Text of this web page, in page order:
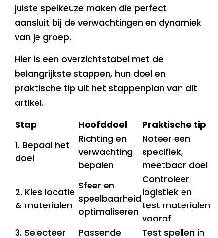
juiste spelkeuze maken die perfect
aansluit bij de verwachtingen en dynamiek
van je groep.
Hier is een overzichtstabel met de
belangrijkste stappen, hun doel en
praktische tip uit het stappenplan van dit
artikel.
Stap
Hoofddoel
Praktische tip
1. Bepaal het
doel
Richting en
verwachting
bepalen
Noteer een
specifiek,
meetbaar doel
2. Kies locatie
& materialen
Sfeer en
speelbaarheid
optimaliseren
Controleer
logistiek en
test materialen
vooraf
3. Selecteer
Passende Test spellen in